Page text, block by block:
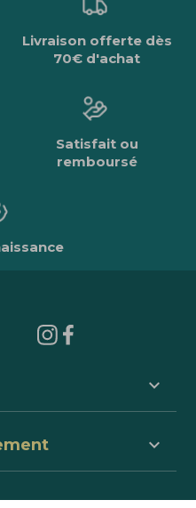
Livraison offerte dès
70€ d'achat
Satisfait ou
remboursé
keyboard_arrow_down
keyboard_arrow_down